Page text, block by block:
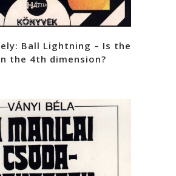
Ball Lightning – Is the
the 4th dimension?